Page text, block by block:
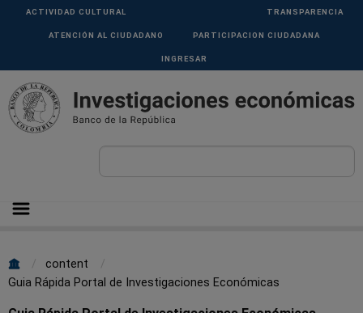
Pasar al contenido principal
Menu
Superior
ACTIVIDAD CULTURAL TRANSPARENCIA
ATENCIÓN AL CIUDADANO PARTICIPACION CIUDADANA
INGRESAR
Sobrescribir
enlaces
content
Guia Rápida Portal de Investigaciones Económicas